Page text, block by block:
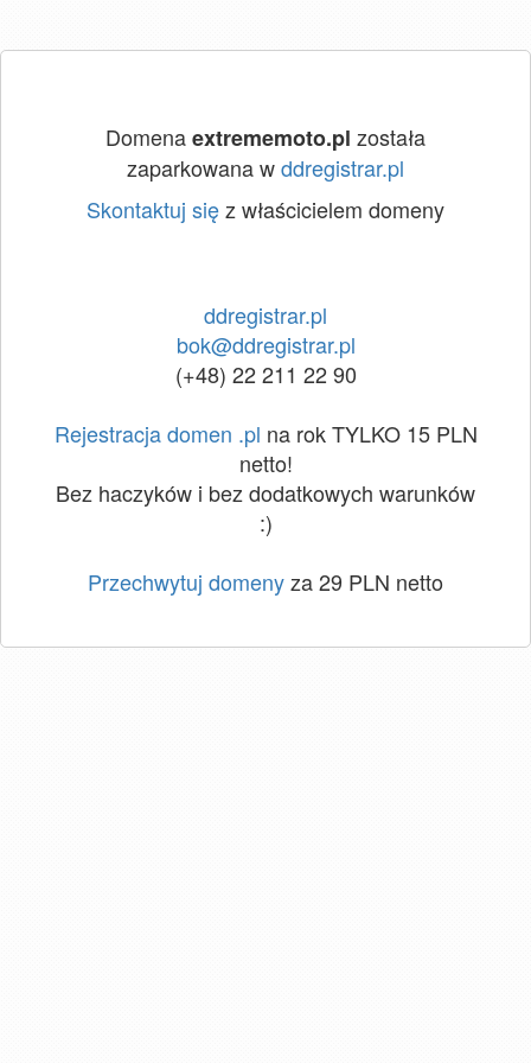
Domenaextrememoto.pl została
zaparkowana wddregistrar.pl
Skontaktuj sięz właścicielem domeny
ddregistrar.pl
bok@ddregistrar.pl
(+48) 22 211 22 90
Rejestracja domen .pl na rok TYLKO 15 PLN
netto!
Bez haczyków i bez dodatkowych warunków
:)
Przechwytuj domenyza 29 PLN netto